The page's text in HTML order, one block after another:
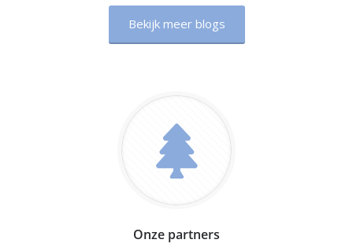
Bekijk meer blogs
Onze partners